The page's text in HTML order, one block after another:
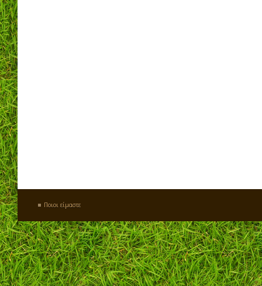
Ποιοι είμαστε